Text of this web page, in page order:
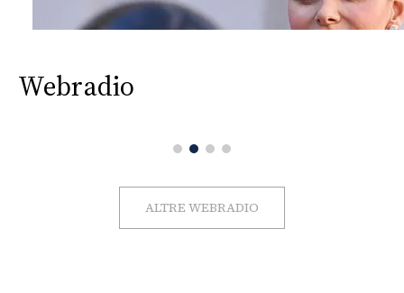
Webradio
ALTRE WEBRADIO